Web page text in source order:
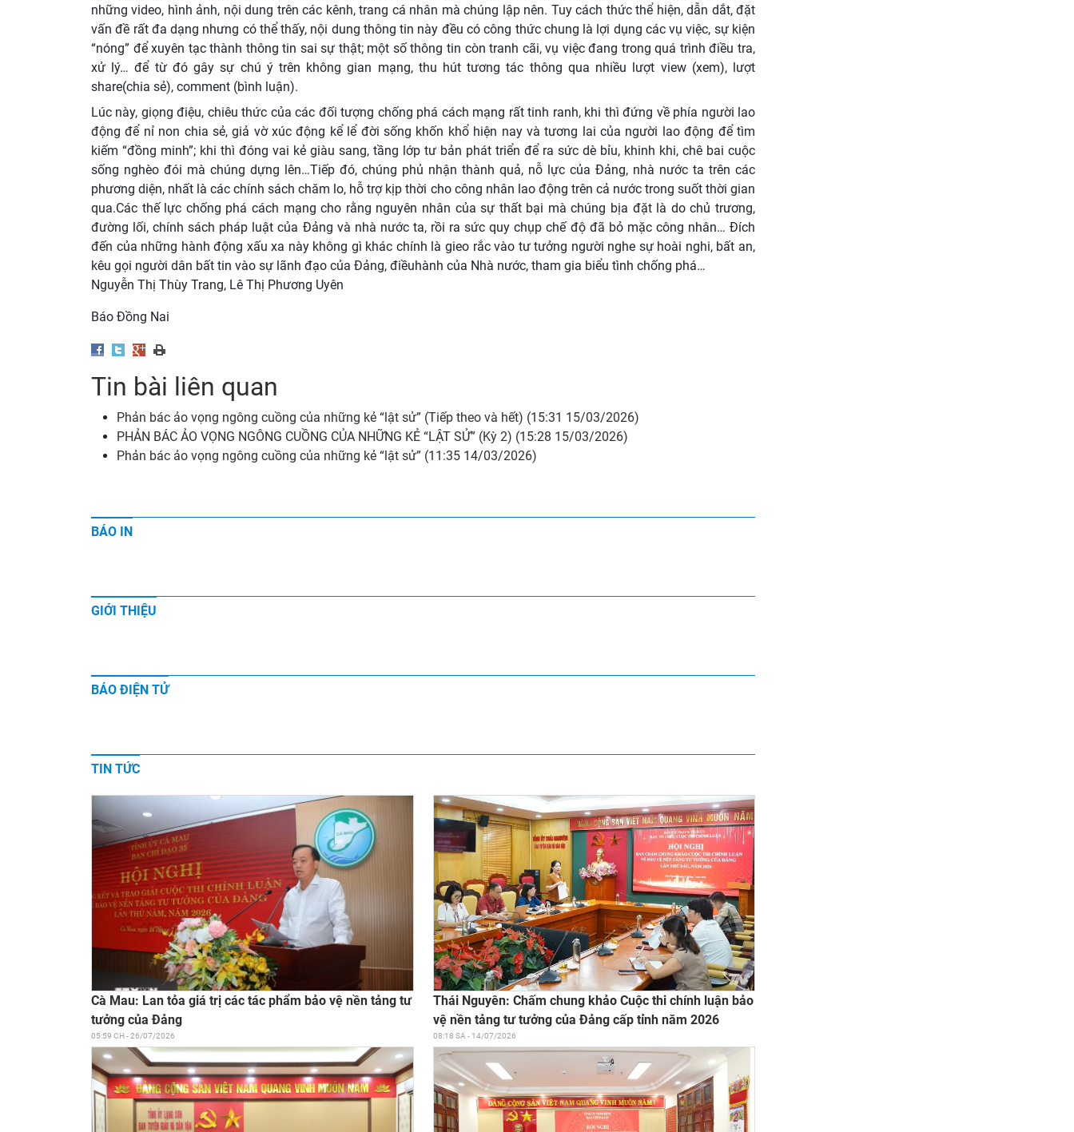
những video, hình ảnh, nội dung trên các kênh, trang cá nhân mà chúng lập nên. Tuy cách thức thể hiện, dẫn dắt, đặt
vấn đề rất đa dạng nhưng có thể thấy, nội dung thông tin này đều có công thức chung là lợi dụng các vụ việc, sự kiện
“nóng” để xuyên tạc thành thông tin sai sự thật; một số thông tin còn tranh cãi, vụ việc đang trong quá trình điều tra,
xử lý… để từ đó gây sự chú ý trên không gian mạng, thu hút tương tác thông qua nhiều lượt view (xem), lượt
share(chia sẻ), comment (bình luận).
Lúc này, giọng điệu, chiêu thức của các đối tượng chống phá cách mạng rất tinh ranh, khi thì đứng về phía người lao
động để nỉ non chia sẻ, giả vờ xúc động kể lể đời sống khốn khổ hiện nay và tương lai của người lao động để tìm
kiếm “đồng minh”; khi thì đóng vai kẻ giàu sang, tầng lớp tư bản phát triển để ra sức dè bỉu, khinh khi, chê bai cuộc
sống nghèo đói mà chúng dựng lên…Tiếp đó, chúng phủ nhận thành quả, nỗ lực của Đảng, nhà nước ta trên các
phương diện, nhất là các chính sách chăm lo, hỗ trợ kịp thời cho công nhân lao động trên cả nước trong suốt thời gian
qua.Các thế lực chống phá cách mạng cho rằng nguyên nhân của sự thất bại mà chúng bịa đặt là do chủ trương,
đường lối, chính sách pháp luật của Đảng và nhà nước ta, rồi ra sức quy chụp chế độ đã bỏ mặc công nhân… Đích
đến của những hành động xấu xa này không gì khác chính là gieo rắc vào tư tưởng người nghe sự hoài nghi, bất an,
kêu gọi người dân bất tin vào sự lãnh đạo của Đảng, điềuhành của Nhà nước, tham gia biểu tình chống phá…
Nguyễn Thị Thùy Trang, Lê Thị Phương Uyên
Báo Đồng Nai
Tin bài liên quan
Phản bác ảo vọng ngông cuồng của những kẻ “lật sử” (Tiếp theo và hết) (15:31 15/03/2026)
PHẢN BÁC ẢO VỌNG NGÔNG CUỒNG CỦA NHỮNG KẺ “LẬT SỬ” (Kỳ 2) (15:28 15/03/2026)
Phản bác ảo vọng ngông cuồng của những kẻ “lật sử” (11:35 14/03/2026)
BÁO IN
GIỚI THIỆU
BÁO ĐIỆN TỬ
TIN TỨC
Cà Mau: Lan tỏa giá trị các tác phẩm bảo vệ nền tảng tư
tưởng của Đảng
05:59 CH - 26/07/2026
Thái Nguyên: Chấm chung khảo Cuộc thi chính luận bảo
vệ nền tảng tư tưởng của Đảng cấp tỉnh năm 2026
08:18 SA - 14/07/2026